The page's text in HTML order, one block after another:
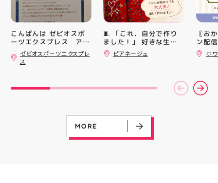
こんばんは ゼビオスポ
ーツエクスプレス アテ
ィ郡山です ・ 本日は
「ゼビオスポーツなつま
つり」開催のお知らせで
ィ館内にて ☆11:00〜
入り口横にて冷たいゼリ
ーや瓶ジュース、熱中症
た、5F店舗の当日のレシ
ゼビオスポーツエクスプレ
ス
🧵 「これ、自分で作り
ました！」 好きな生地
を選んで、ミシンで少し
ずつ形にしていく時間
ミシン教室では、 「ミ
シンを使ってみたいけ
ど、作り方が分からな
い」 そんな初心者さん
も大歓迎です お洋服・
バッグ・小物など、 あ
ピアネージュ
中華
中華
レン
シル
〖お
ン配
ッパ
￥
ース
験後
ホ
MORE